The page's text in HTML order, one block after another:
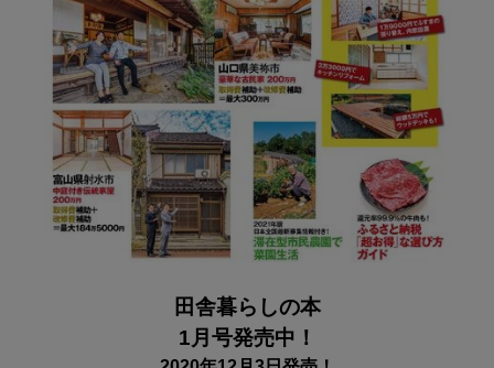
田舎暮らしの本
1月号発売中！